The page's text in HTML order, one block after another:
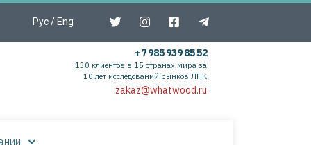
Рус/ Eng
+7 985 939 85 52
130 клиентов в 15 странах мира за
10 лет исследований рынков ЛПК
zakaz@whatwood.ru